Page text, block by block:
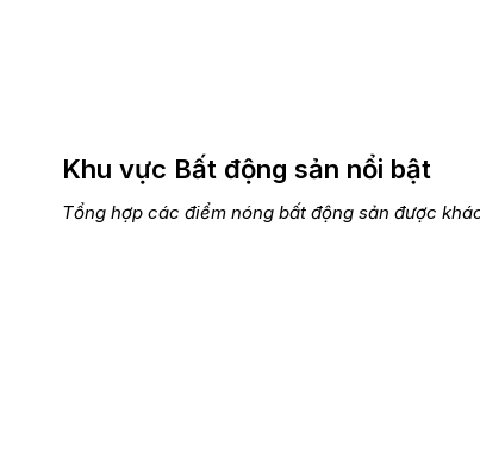
Khu vực Bất động sản nổi bật
Tổng hợp các điểm nóng bất động sản được